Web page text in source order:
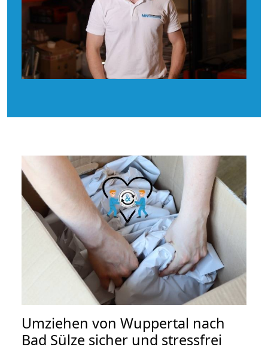
Umziehen von Wuppertal nach
Bad Sülze sicher und stressfrei